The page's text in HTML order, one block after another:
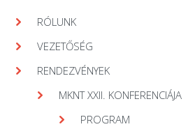
RÓLUNK
VEZETŐSÉG
RENDEZVÉNYEK
MKNT XXII. KONFERENCIÁJA
PROGRAM